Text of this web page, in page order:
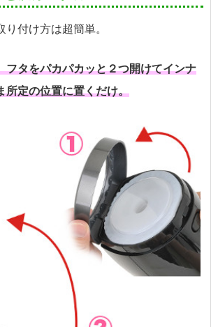
付け方は超簡単。
フタをパカパカッと２つ開けてインナ
所定の位置に置くだけ。